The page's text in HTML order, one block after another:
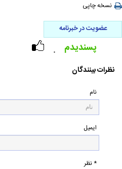
نسخه چاپی
عضویت در خبرنامه
۰ پسندیدم
نظرات بینندگان
نام
ایمیل
* نظر